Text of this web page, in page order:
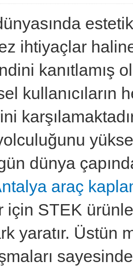
ihtiyaçlar
kanıtlamış
kullanıcıların
dünya
araç
için STEK
yaratır. Üstün